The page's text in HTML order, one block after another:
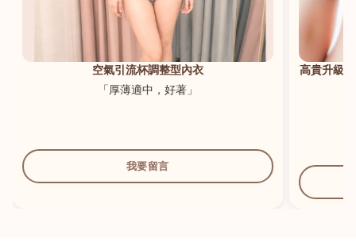
空氣引流杯調整型內衣
「厚薄適中，好著」
我要留言
高貴升級